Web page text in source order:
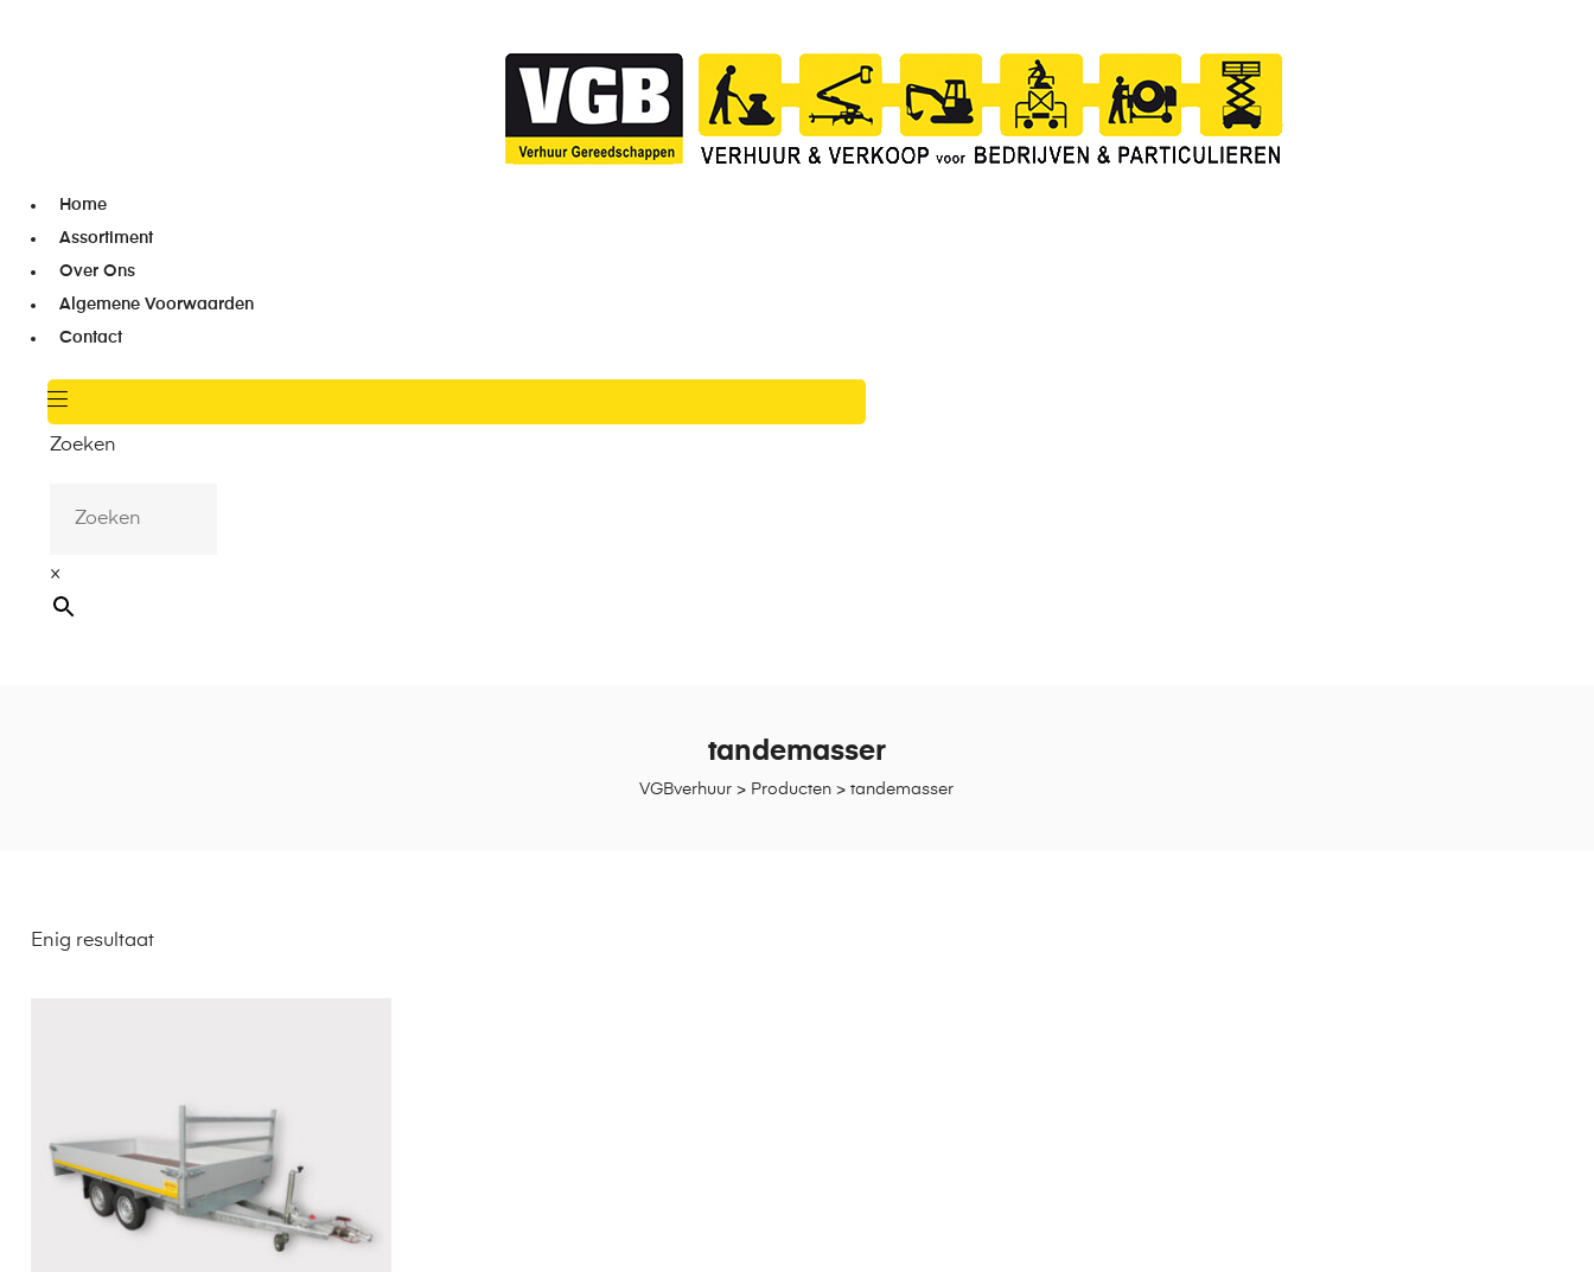
Home
Assortiment
Over Ons
Algemene Voorwaarden
Contact
Zoeken
×
VGBverhuur > Producten >tandemasser
tandemasser
Enig resultaat